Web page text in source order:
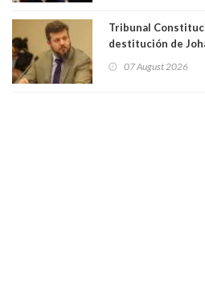
Tribunal
destitución de
justicia
07 August 2026